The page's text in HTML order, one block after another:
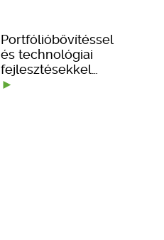
Portfólióbővítéssel
és technológiai
fejlesztésekkel…